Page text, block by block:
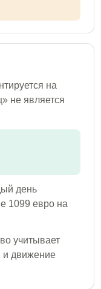
на
не является
день
1099 евро на
учитывает
и движение